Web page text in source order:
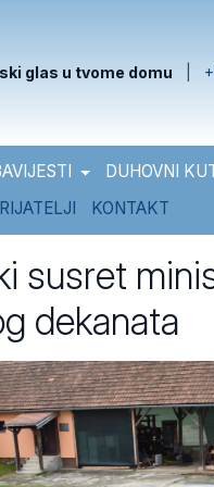
glas u tvome domu
DUHOVNI
KONTAKT
susret
dekanata